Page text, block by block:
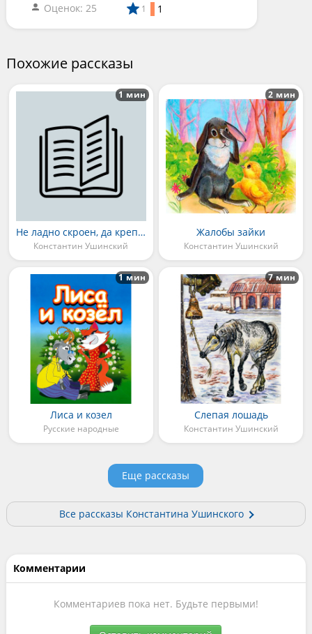
Оценок: 25 1 1
Похожие рассказы
Не ладно скроен, да крепко сшит
Константин Ушинский
1 мин
Жалобы зайки
Константин Ушинский
2 мин
Лиса и козел
Русские народные
1 мин
Слепая лошадь
Константин Ушинский
7 мин
Еще рассказы
Все рассказы Константина Ушинского
Комментарии
Комментариев пока нет. Будьте первыми!